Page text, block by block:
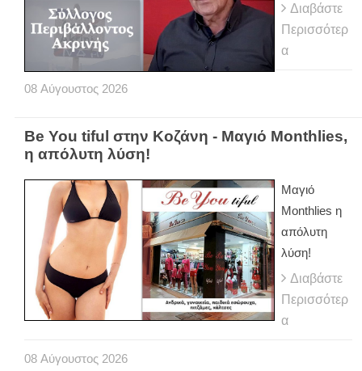
Διαβάστε
Περισσότερ
α
08 Αύγουστος 2026
Be You tiful στην Κοζάνη - Μαγιό Monthlies,
η απόλυτη λύση!
Μαγιό
Monthlies η
απόλυτη
λύση!
Διαβάστε
Περισσότερ
α
08 Αύγουστος 2026